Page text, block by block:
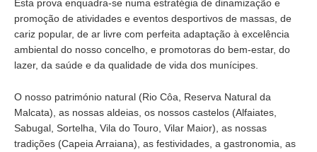
Esta prova enquadra-se numa estratégia de dinamização e
promoção de atividades e eventos desportivos de massas, de
cariz popular, de ar livre com perfeita adaptação à excelência
ambiental do nosso concelho, e promotoras do bem-estar, do
lazer, da saúde e da qualidade de vida dos munícipes.
O nosso património natural (Rio Côa, Reserva Natural da
Malcata), as nossas aldeias, os nossos castelos (Alfaiates,
Sabugal, Sortelha, Vila do Touro, Vilar Maior), as nossas
tradições (Capeia Arraiana), as festividades, a gastronomia, as